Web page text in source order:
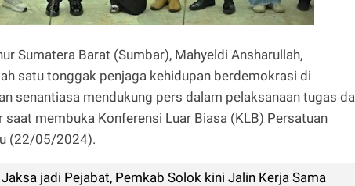
Sumatera Barat (Sumbar), Mahyeldi Ansharullah,
satu tonggak penjaga kehidupan berdemokrasi di
senantiasa mendukung pers dalam pelaksanaan tugas
membuka Konferensi Luar Biasa (KLB) Persatuan
(22/05/2024).
jadi Pejabat, Pemkab Solok kini Jalin Kerja Sama